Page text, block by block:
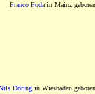
Franco Foda in Mainz geboren
Döring in Wiesbaden geboren